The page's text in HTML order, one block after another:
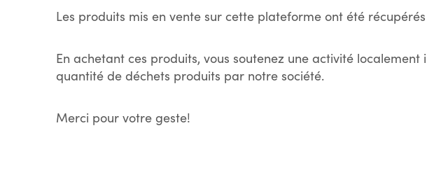
Les produits mis en vente sur cette plateforme ont été
En achetant ces produits, vous soutenez une activité
quantité de déchets produits par notre société.
Merci pour votre geste!